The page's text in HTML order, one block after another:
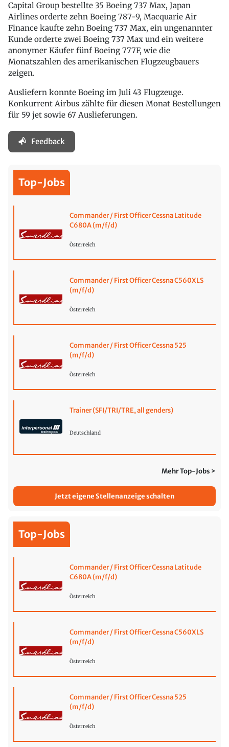
Capital Group bestellte 35 Boeing 737 Max, Japan
Airlines orderte zehn Boeing 787-9, Macquarie Air
Finance kaufte zehn Boeing 737 Max, ein ungenannter
Kunde orderte zwei Boeing 737 Max und ein weitere
anonymer Käufer fünf Boeing 777F, wie die
Monatszahlen des amerikanischen Flugzeugbauers
zeigen.
Ausliefern konnte Boeing im Juli 43 Flugzeuge.
Konkurrent Airbus zählte für diesen Monat Bestellungen
für 59 jet sowie 67 Auslieferungen.
Feedback
Top-Jobs
Commander / First Officer Cessna Latitude
C680A (m/f/d)
Österreich
Commander / First Officer Cessna C560XLS
(m/f/d)
Österreich
Commander / First Officer Cessna 525
(m/f/d)
Österreich
Trainer (SFI/TRI/TRE, all genders)
Deutschland
Mehr Top-Jobs >
Jetzt eigene Stellenanzeige schalten
Top-Jobs
Commander / First Officer Cessna Latitude
C680A (m/f/d)
Österreich
Commander / First Officer Cessna C560XLS
(m/f/d)
Österreich
Commander / First Officer Cessna 525
(m/f/d)
Österreich